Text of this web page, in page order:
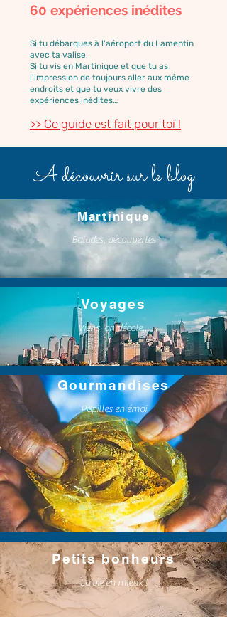
60 expériences inédites
Si tu débarques à l'aéroport du Lamentin
avec ta valise,
Si tu vis en Martinique et que tu as
l'impression de toujours aller aux même
endroits et que tu veux vivre des
expériences inédites…
>> Ce guide est fait pour toi !
A découvrir sur le blog
Martinique
Balades, découvertes
Voyages
Viens, on décole...
Gourmandises
Papilles en émoi
Petits bonheurs
La vie en mieux !